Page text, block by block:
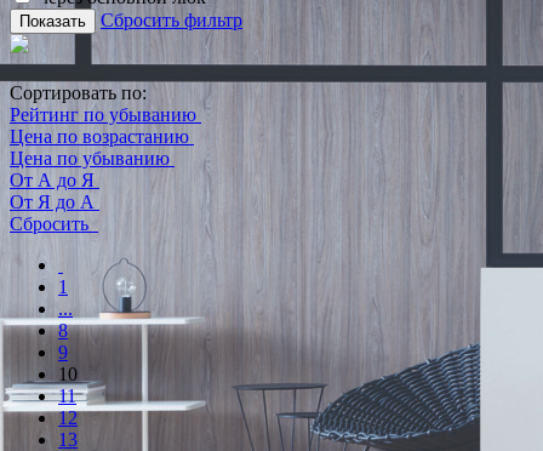
Показать Сбросить фильтр
Сортировать по:
Рейтинг по убыванию
Цена по возрастанию
Цена по убыванию
От А до Я
От Я до А
Сбросить
1
...
8
9
10
11
12
13